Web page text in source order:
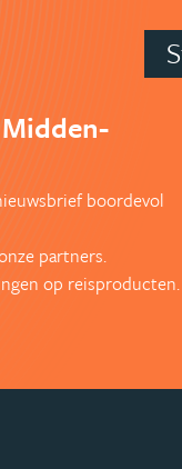
boordevol
partners.
op reisproducten.